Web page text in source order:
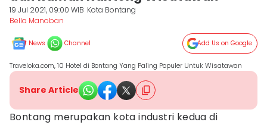
19 Jul 2021, 09:00 WIB Kota Bontang
Bella Manoban
News Channel Add Us on Google
Traveloka.com, 10 Hotel di Bontang Yang Paling Populer Untuk Wisatawan
Share Article
Bontang merupakan kota industri kedua di